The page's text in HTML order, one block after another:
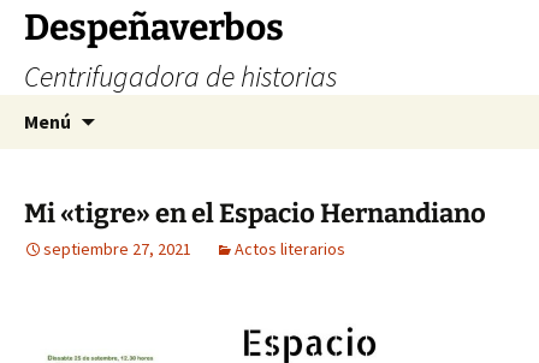
Saltar
contenido
Despeñaverbos
Centrifugadora de historias
Menú
Mi «tigre» en el Espacio Hernandiano
septiembre 27, 2021 Actos literarios